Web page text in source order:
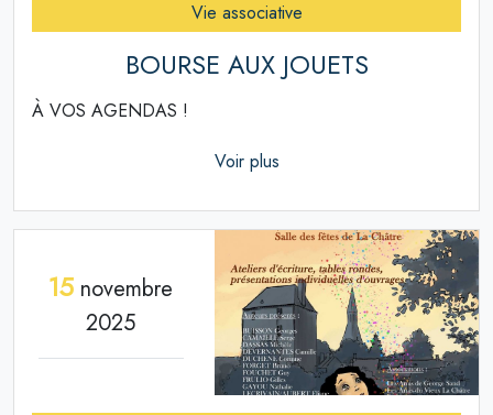
Vie associative
BOURSE AUX JOUETS
À VOS AGENDAS !
Voir plus
15 novembre
2025